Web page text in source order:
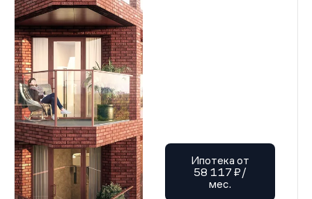
Ипотека от
58 117 ₽/
мес.